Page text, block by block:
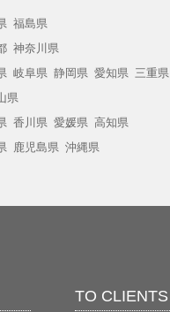
福島県
神奈川県
岐阜県 静岡県 愛知県 三重県
県
香川県 愛媛県 高知県
鹿児島県 沖縄県
TO CLIENTS